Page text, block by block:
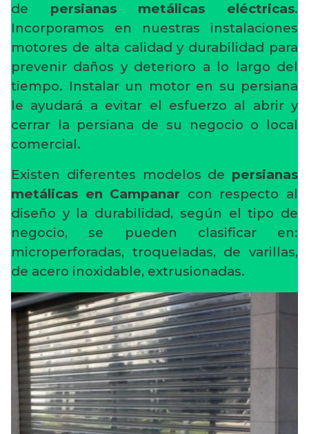
de persianas metálicas eléctricas.
Incorporamos en nuestras instalaciones
motores de alta calidad y durabilidad para
prevenir daños y deterioro a lo largo del
tiempo. Instalar un motor en su persiana
le ayudará a evitar el esfuerzo al abrir y
cerrar la persiana de su negocio o local
comercial.
Existen diferentes modelos de persianas
metálicas en Campanar con respecto al
diseño y la durabilidad, según el tipo de
negocio, se pueden clasificar en:
microperforadas, troqueladas, de varillas,
de acero inoxidable, extrusionadas.